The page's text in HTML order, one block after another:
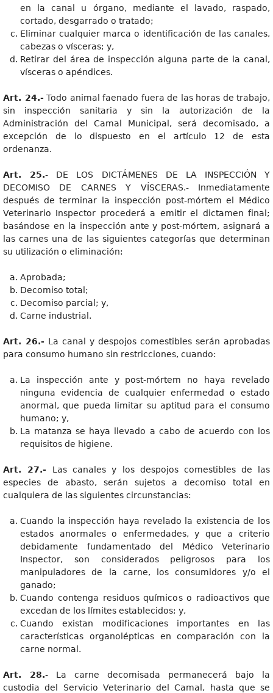
en la canal u órgano, mediante el lavado, raspado,
cortado, desgarrado o tratado;
Eliminar cualquier marca o identificación de las canales,
cabezas o vísceras; y,
Retirar del área de inspección alguna parte de la canal,
vísceras o apéndices.
Art. 24.- Todo animal faenado fuera de las horas de trabajo,
sin inspección sanitaria y sin la autorización de la
Administración del Camal Municipal, será decomisado, a
excepción de lo dispuesto en el artículo 12 de esta
ordenanza.
Art. 25.- DE LOS DICTÁMENES DE LA INSPECCIÓN Y
DECOMISO DE CARNES Y VÍSCERAS.- Inmediatamente
después de terminar la inspección post-mórtem el Médico
Veterinario Inspector procederá a emitir el dictamen final;
basándose en la inspección ante y post-mórtem, asignará a
las carnes una de las siguientes categorías que determinan
su utilización o eliminación:
Aprobada;
Decomiso total;
Decomiso parcial; y,
Carne industrial.
Art. 26.- La canal y despojos comestibles serán aprobadas
para consumo humano sin restricciones, cuando:
La inspección ante y post-mórtem no haya revelado
ninguna evidencia de cualquier enfermedad o estado
anormal, que pueda limitar su aptitud para el consumo
humano; y,
La matanza se haya llevado a cabo de acuerdo con los
requisitos de higiene.
Art. 27.- Las canales y los despojos comestibles de las
especies de abasto, serán sujetos a decomiso total en
cualquiera de las siguientes circunstancias:
Cuando la inspección haya revelado la existencia de los
estados anormales o enfermedades, y que a criterio
debidamente fundamentado del Médico Veterinario
Inspector, son considerados peligrosos para los
manipuladores de la carne, los consumidores y/o el
ganado;
Cuando contenga residuos químicos o radioactivos que
excedan de los límites establecidos; y,
Cuando existan modificaciones importantes en las
características organolépticas en comparación con la
carne normal.
Art. 28.- La carne decomisada permanecerá bajo la
custodia del Servicio Veterinario del Camal, hasta que se